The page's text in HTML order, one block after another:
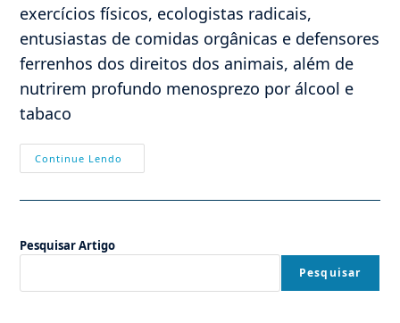
exercícios físicos, ecologistas radicais,
entusiastas de comidas orgânicas e defensores
ferrenhos dos direitos dos animais, além de
nutrirem profundo menosprezo por álcool e
tabaco
Continue Lendo
Raízes
Pesquisar Artigo
Pesquisar